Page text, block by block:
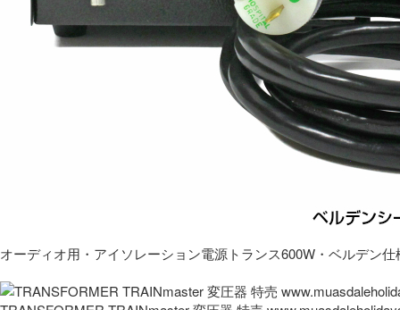
オーディオ用・アイソレーション電源トランス600W・ベルデン仕